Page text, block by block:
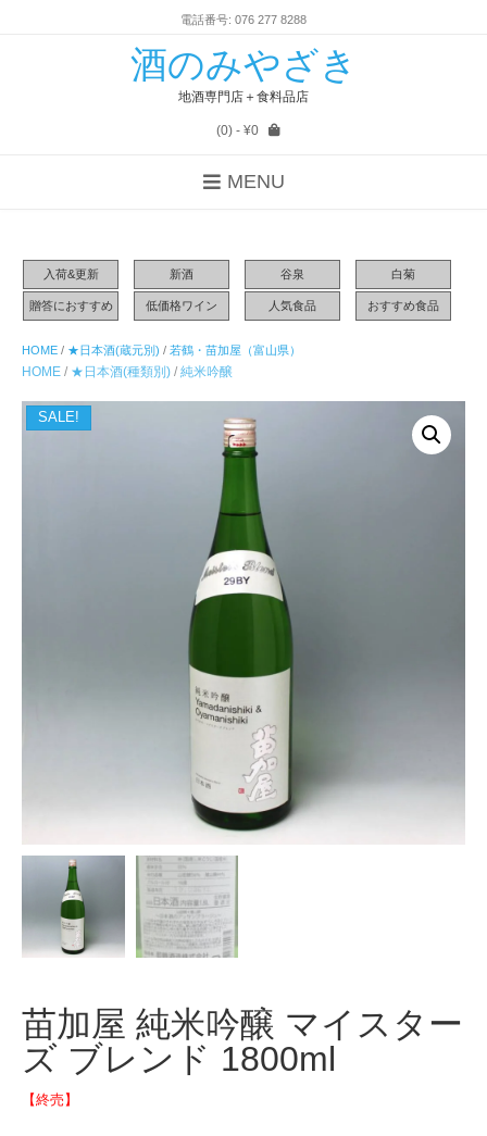
電話番号: 076 277 8288
酒のみやざき
地酒専門店＋食料品店
(0)- ¥0
MENU
入荷&更新 新酒 谷泉 白菊
贈答におすすめ 低価格ワイン 人気食品 おすすめ食品
HOME / ★日本酒(蔵元別) / 若鶴・苗加屋（富山県）
HOME / ★日本酒(種類別) / 純米吟醸
SALE!
苗加屋 純米吟醸 マイスター
ズ ブレンド 1800ml
【終売】